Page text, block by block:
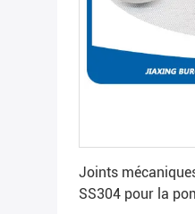
Joints
SS304 pour la